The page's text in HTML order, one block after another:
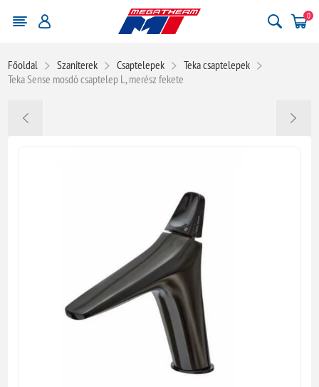
0
Főoldal Szaniterek Csaptelepek
Teka csaptelepek
Teka Sense mosdó csaptelep L, merész fekete